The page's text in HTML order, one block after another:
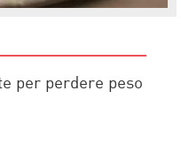
per perdere peso